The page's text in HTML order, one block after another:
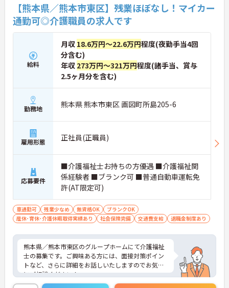
【熊本県／熊本市東区】残業ほぼなし！マイカー
通勤可◎介護職員の求人です
給料
月収 18.6万円～22.6万円程度(夜勤手当4回
分含む)
年収 273万円～321万円程度(諸手当、賞与
2.5ヶ月分を含む)
勤務地 熊本県 熊本市東区 画図町所島205-6
雇用形態 正社員(正職員)
応募要件
■介護福祉士お持ちの方優遇 ■介護福祉関
係経験者 ■ブランク可 ■普通自動車運転免
許(AT限定可)
車通勤可 残業少なめ 無資格OK
ブランクOK
産休･育休･介護休暇取得実績あり
社会保険完備 交通費支給 退職金制度あり
熊本県／熊本市東区のグループホームにて介護福祉
士の募集です。ご興味ある方には、面接対策ポイン
トなど、さらに詳細をお話しいたしますのでお気軽
にご相談ください！